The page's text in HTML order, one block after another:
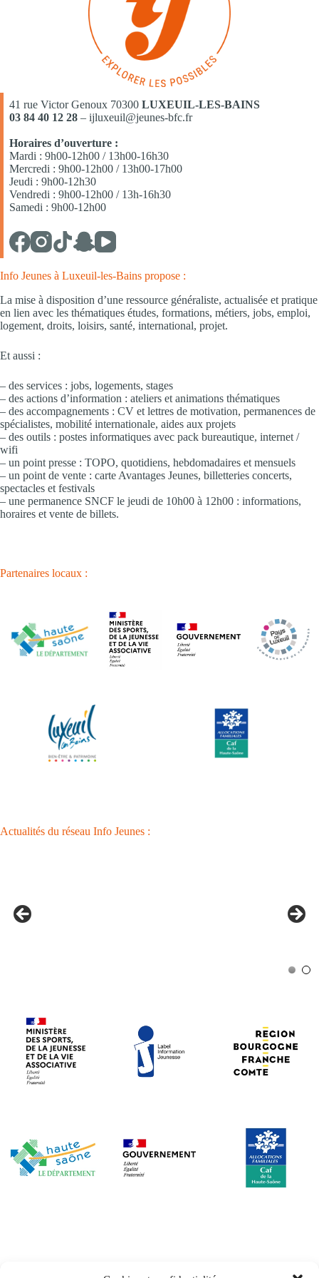
41 rue Victor Genoux 70300 LUXEUIL-LES-BAINS
03 84 40 12 28 – ijluxeuil@jeunes-bfc.fr
Horaires d’ouverture :
Mardi : 9h00-12h00 / 13h00-16h30
Mercredi : 9h00-12h00 / 13h00-17h00
Jeudi : 9h00-12h30
Vendredi : 9h00-12h00 / 13h-16h30
Samedi : 9h00-12h00
Info Jeunes à Luxeuil-les-Bains propose :
La mise à disposition d’une ressource généraliste, actualisée et pratique
en lien avec les thématiques études, formations, métiers, jobs, emploi,
logement, droits, loisirs, santé, international, projet.
Et aussi :
– des services : jobs, logements, stages
– des actions d’information : ateliers et animations thématiques
– des accompagnements : CV et lettres de motivation, permanences de
spécialistes, mobilité internationale, aides aux projets
– des outils : postes informatiques avec pack bureautique, internet /
wifi
– un point presse : TOPO, quotidiens, hebdomadaires et mensuels
– un point de vente : carte Avantages Jeunes, billetteries concerts,
spectacles et festivals
– une permanence SNCF le jeudi de 10h00 à 12h00 : informations,
horaires et vente de billets.
Partenaires locaux :
Actualités du réseau Info Jeunes :